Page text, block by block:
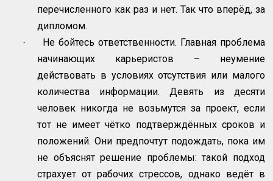
перечисленного как раз и нет. Так что вперёд, за
дипломом.
·
Не бойтесь ответственности. Главная проблема
начинающих карьеристов – неумение
действовать в условиях отсутствия или малого
количества информации. Девять из десяти
человек никогда не возьмутся за проект, если
тот не имеет чётко подтверждённых сроков и
положений. Они предпочтут подождать, пока им
не объяснят решение проблемы: такой подход
страхует от рабочих стрессов, однако ведёт в